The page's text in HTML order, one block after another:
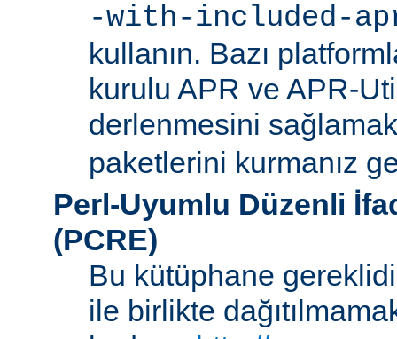
-with-included-
kullanın. Bazı
kurulu APR ve APR-
derlenmesini
paketlerini kurmanız
Perl-Uyumlu Düzenli
(PCRE)
Bu kütüphane
ile birlikte